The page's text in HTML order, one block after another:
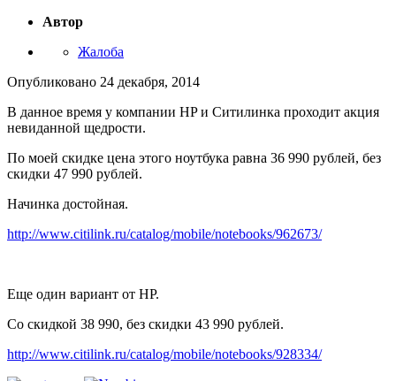
Автор
Жалоба
Опубликовано 24 декабря, 2014
В данное время у компании HP и Ситилинка проходит акция
невиданной щедрости.
По моей скидке цена этого ноутбука равна 36 990 рублей, без
скидки 47 990 рублей.
Начинка достойная.
http://www.citilink.ru/catalog/mobile/notebooks/962673/
Еще один вариант от HP.
Со скидкой 38 990, без скидки 43 990 рублей.
http://www.citilink.ru/catalog/mobile/notebooks/928334/